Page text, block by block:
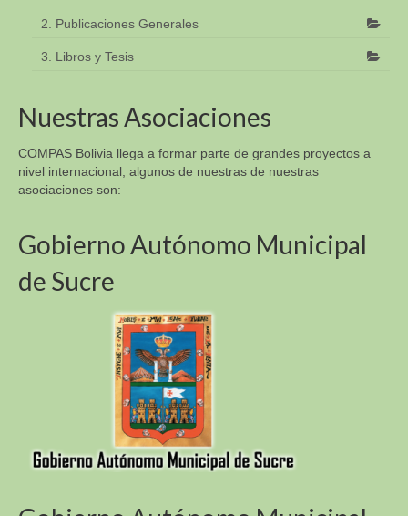
2. Publicaciones Generales
3. Libros y Tesis
Nuestras Asociaciones
COMPAS Bolivia llega a formar parte de grandes proyectos a
nivel internacional, algunos de nuestras de nuestras
asociaciones son:
Gobierno Autónomo Municipal
de Sucre